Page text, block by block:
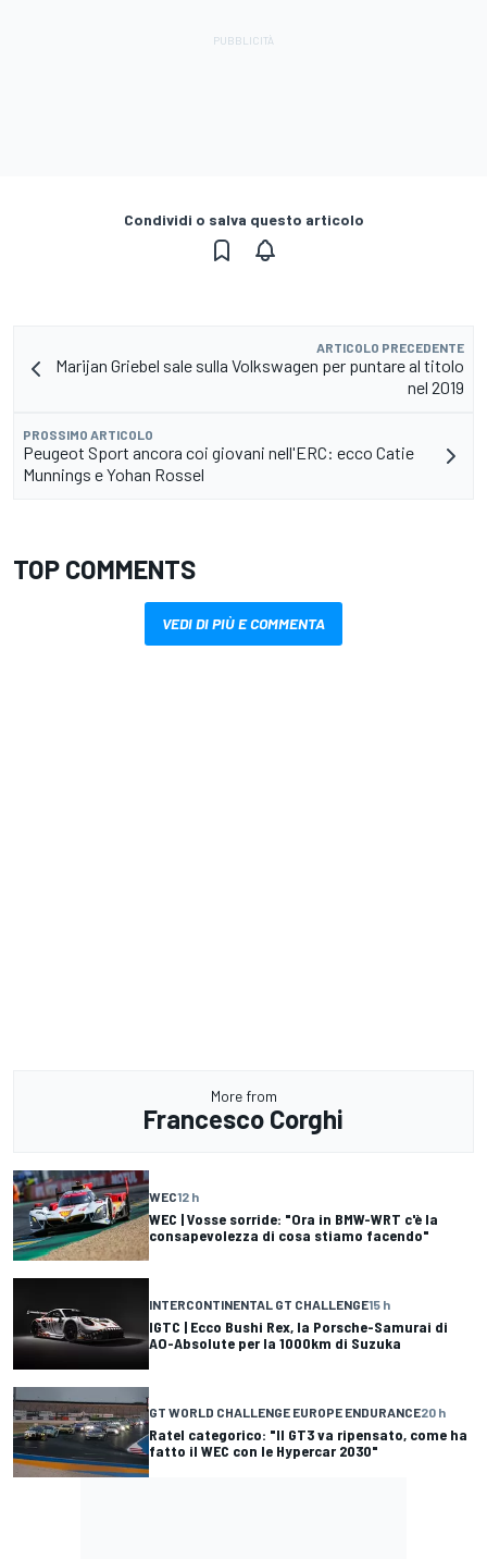
Condividi o salva questo articolo
ARTICOLO PRECEDENTE
Marijan Griebel sale sulla Volkswagen per puntare al titolo
nel 2019
PROSSIMO ARTICOLO
Peugeot Sport ancora coi giovani nell'ERC: ecco Catie
Munnings e Yohan Rossel
TOP COMMENTS
VEDI DI PIÙ E COMMENTA
More from
Francesco Corghi
WEC12 h
WEC | Vosse sorride: "Ora in BMW-WRT c'è la
consapevolezza di cosa stiamo facendo"
INTERCONTINENTAL GT CHALLENGE15 h
IGTC | Ecco Bushi Rex, la Porsche-Samurai di
AO-Absolute per la 1000km di Suzuka
GT WORLD CHALLENGE EUROPE ENDURANCE20 h
Ratel categorico: "Il GT3 va ripensato, come ha
fatto il WEC con le Hypercar 2030"